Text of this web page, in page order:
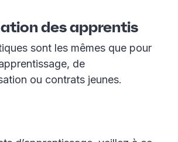
des apprentis
sont les mêmes que pour
de
ou contrats jeunes.